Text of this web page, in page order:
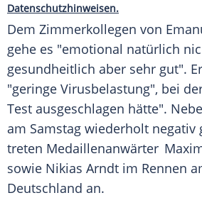
Datenschutzhinweisen.
Dem Zimmerkollegen von
gehe es "emotional natürlich
gesundheitlich aber sehr gut".
"geringe Virusbelastung", bei
Test ausgeschlagen hätte".
am Samstag wiederholt negativ
treten Medaillenanwärter
sowie Nikias Arndt im Rennen
Deutschland an.